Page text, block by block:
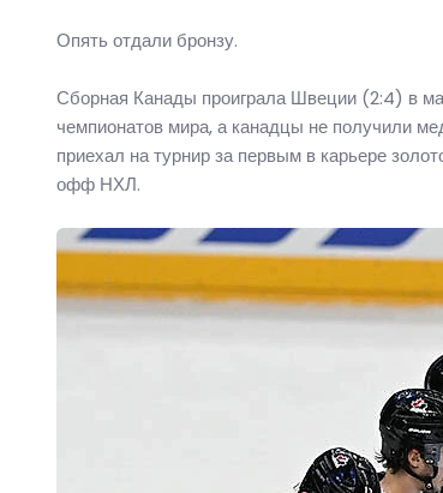
Опять отдали бронзу.
Сборная Канады проиграла Швеции (2:4) в
чемпионатов мира, а канадцы не получили
приехал на турнир за первым в карьере
офф НХЛ.